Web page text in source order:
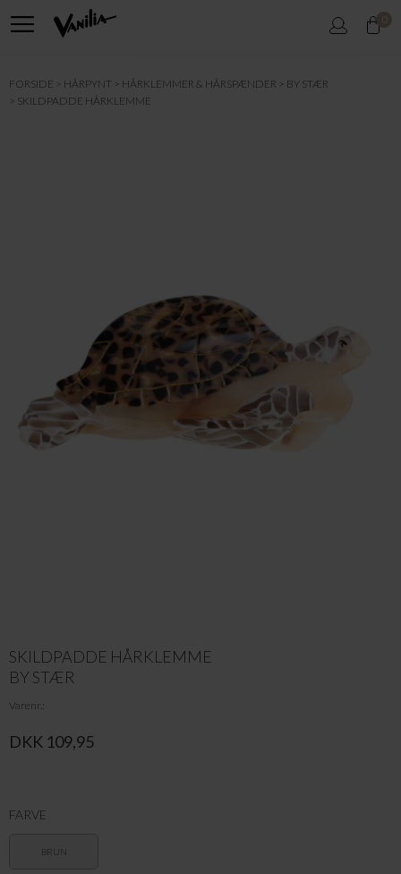
0
FORSIDE HÅRPYNT HÅRKLEMMER & HÅRSPÆNDER
BY STÆR
SKILDPADDE HÅRKLEMME
SKILDPADDE HÅRKLEMME
BY STÆR
Varenr.
DKK 109,95
FARVE
BRUN